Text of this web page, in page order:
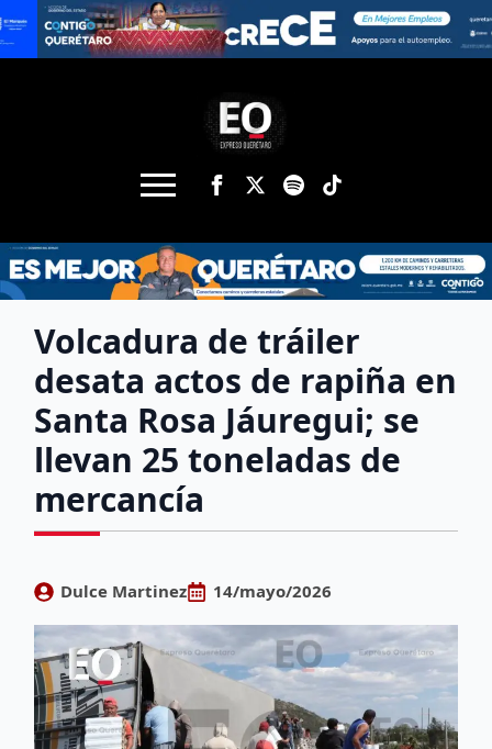
Volcadura de tráiler
desata actos de rapiña en
Santa Rosa Jáuregui; se
llevan 25 toneladas de
mercancía
Dulce Martinez 14/mayo/2026